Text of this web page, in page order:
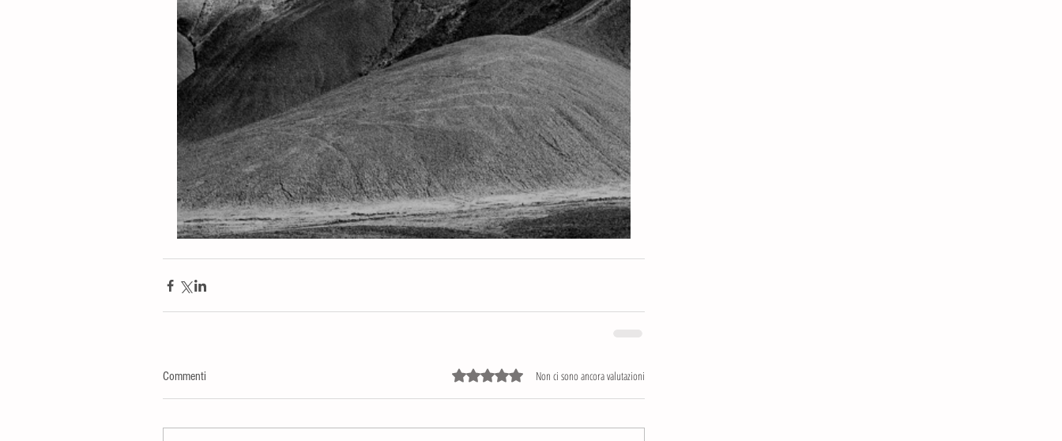
Commenti Valutazione 0 stelle su 5.Non ci sono ancora valutazioni